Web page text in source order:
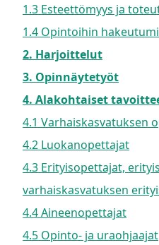
1.3 Esteettömyys ja
1.4 Opintoihin
2. Harjoittelut
3. Opinnäytetyöt
4. Alakohtaiset
4.1 Varhaiskasvatuksen
4.2 Luokanopettajat
4.3 Erityisopettajat,
varhaiskasvatuksen
4.4 Aineenopettajat
4.5 Opinto- ja uraohjaajat